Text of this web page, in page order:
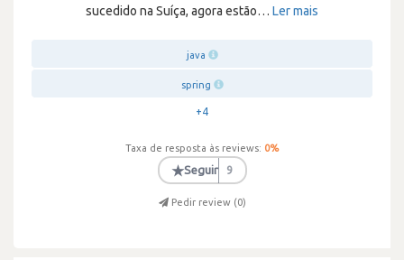
sucedido na Suíça, agora estão… Ler mais
java
spring
+4
Taxa de resposta às reviews: 0%
★Seguir 9
Pedir review (0)